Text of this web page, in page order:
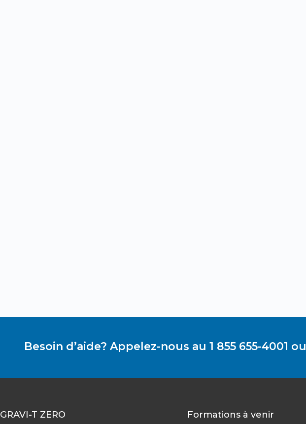
Besoin d’aide? Appelez-nous au 1 855 655-4001 ou
GRAVI-T ZERO
Formations à venir